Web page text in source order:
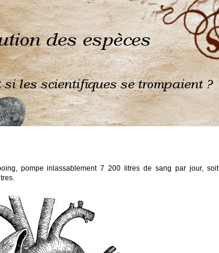
pompe inlassablement 7 200 litres de sang par jour, soit